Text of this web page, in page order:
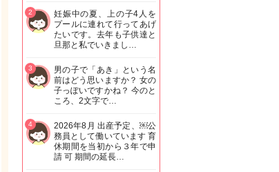
妊娠中の夏、上の子4人を
プールに連れて行ってあげ
たいです。去年も子供達と
旦那と私でいきまし…
2
男の子で「あき」という名
前はどう思いますか？ 女の
子っぽいですかね？ 今のと
ころ、2文字で…
3
2026年8月 出産予定、￼公
務員として働いています 育
休期間を当初から３年で申
請 可 期間の延長…
4